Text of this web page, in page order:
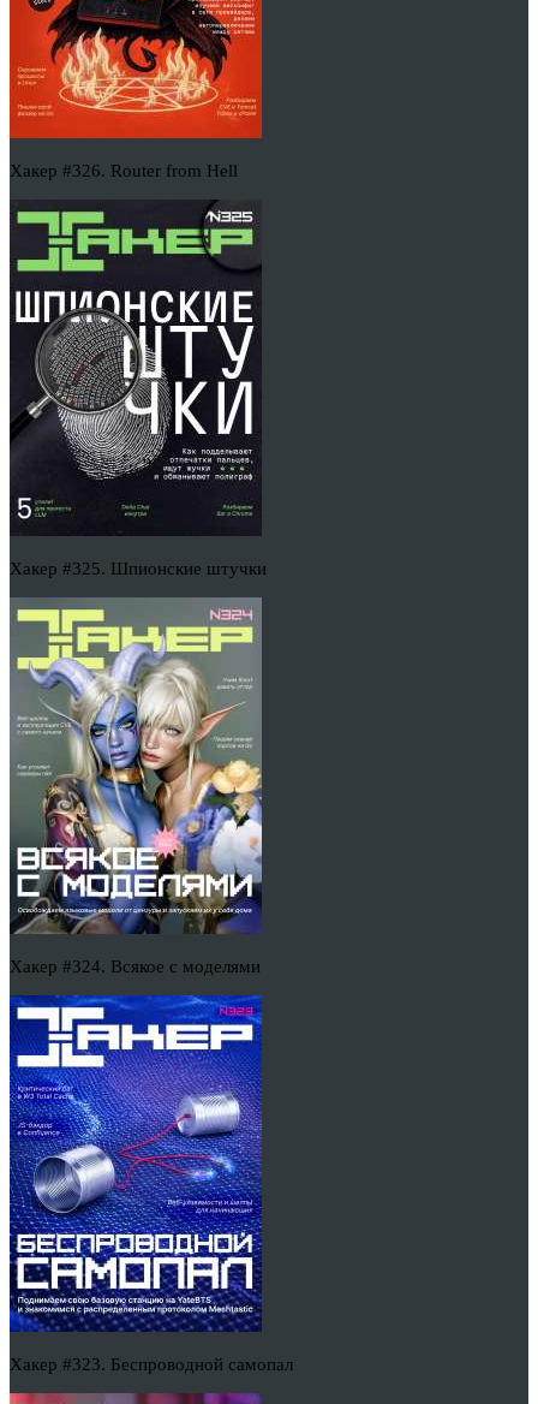
Хакер #326. Router from Hell
Хакер #325. Шпионские штучки
Хакер #324. Всякое с моделями
Хакер #323. Беспроводной самопал